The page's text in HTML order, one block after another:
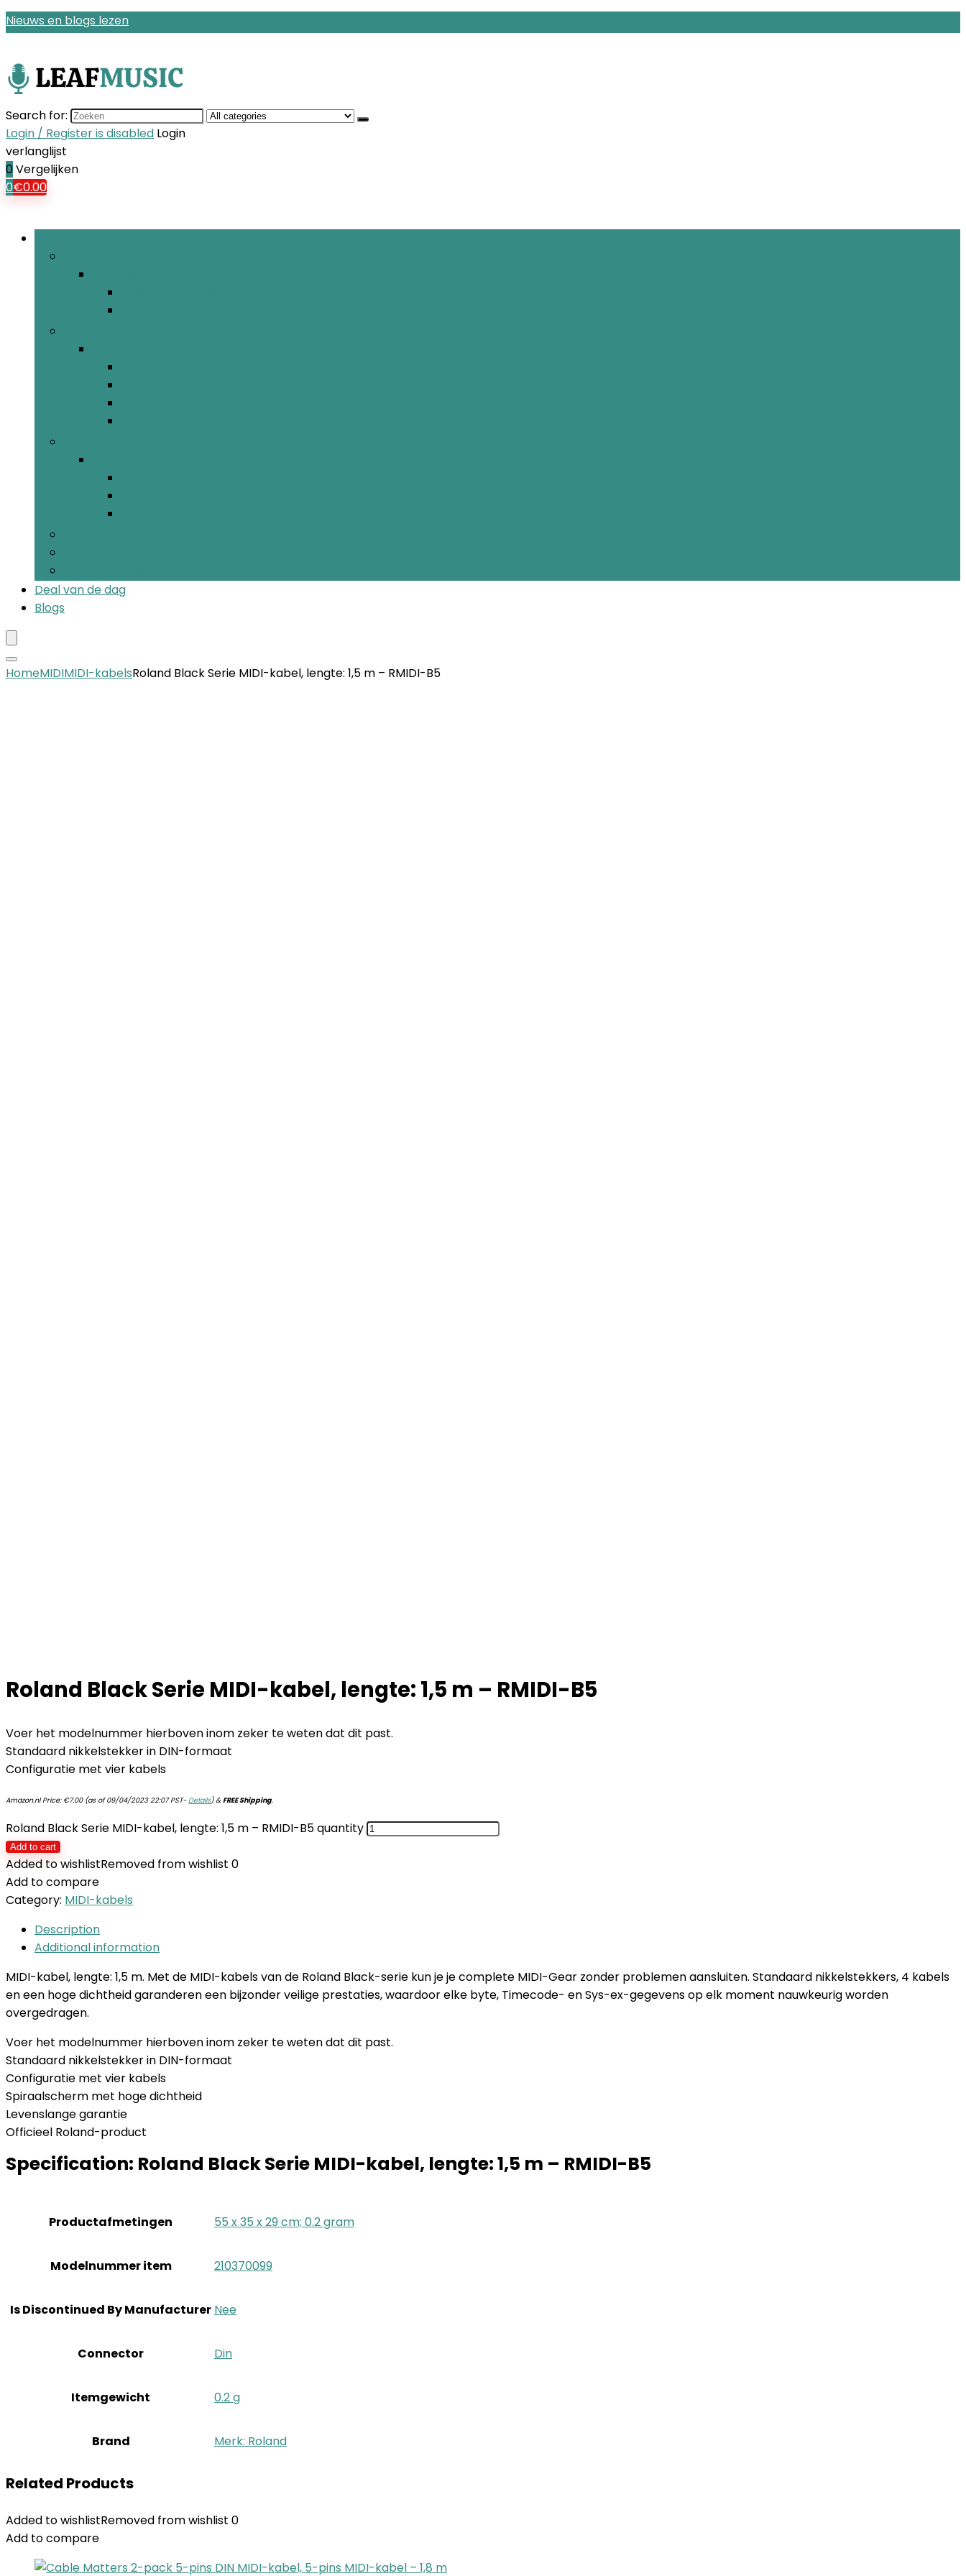
Nieuws en blogs lezen
Search for:
Login / Register is disabled Login
verlanglijst
0 Vergelijken
0€0.00
Deal van de dag
Blogs
HomeMIDIMIDI-kabelsRoland Black Serie MIDI-kabel, lengte: 1,5 m – RMIDI-B5
Roland Black Serie MIDI-kabel, lengte: 1,5 m – RMIDI-B5
Voer het modelnummer hierboven inom zeker te weten dat dit past.
Standaard nikkelstekker in DIN-formaat
Configuratie met vier kabels
Amazon.nl Price: €7.00(as of 09/04/2023 22:07 PST-Details)&FREE Shipping.
Roland Black Serie MIDI-kabel, lengte: 1,5 m – RMIDI-B5 quantity
Add to cart
Added to wishlistRemoved from wishlist 0
Add to compare
Category: MIDI-kabels
Description
Additional information
MIDI-kabel, lengte: 1,5 m. Met de MIDI-kabels van de Roland Black-serie kun je je complete MIDI-Gear zonder problemen aansluiten. Standaard nikkelstekkers, 4 kabels
en een hoge dichtheid garanderen een bijzonder veilige prestaties, waardoor elke byte, Timecode- en Sys-ex-gegevens op elk moment nauwkeurig worden
overgedragen.
Voer het modelnummer hierboven inom zeker te weten dat dit past.
Standaard nikkelstekker in DIN-formaat
Configuratie met vier kabels
Spiraalscherm met hoge dichtheid
Levenslange garantie
Officieel Roland-product
Specification: Roland Black Serie MIDI-kabel, lengte: 1,5 m – RMIDI-B5
Productafmetingen ‎55 x 35 x 29 cm; 0.2 gram
Modelnummer item ‎210370099
Is Discontinued By Manufacturer ‎Nee
Connector ‎Din
Itemgewicht ‎0.2 g
Brand Merk: Roland
Related Products
Added to wishlistRemoved from wishlist 0
Add to compare